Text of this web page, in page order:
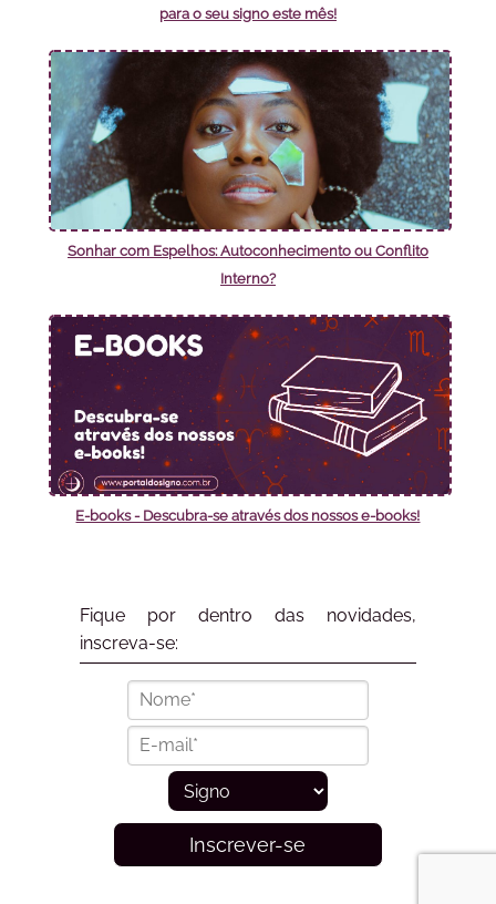
para o seu signo este mês!
Sonhar com Espelhos: Autoconhecimento ou Conflito
Interno?
E-books - Descubra-se através dos nossos e-books!
Fique por dentro das novidades,
inscreva-se:
Inscrever-se